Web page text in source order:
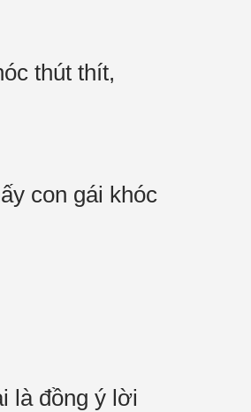
thút thít,
con gái khóc
là đồng ý lời